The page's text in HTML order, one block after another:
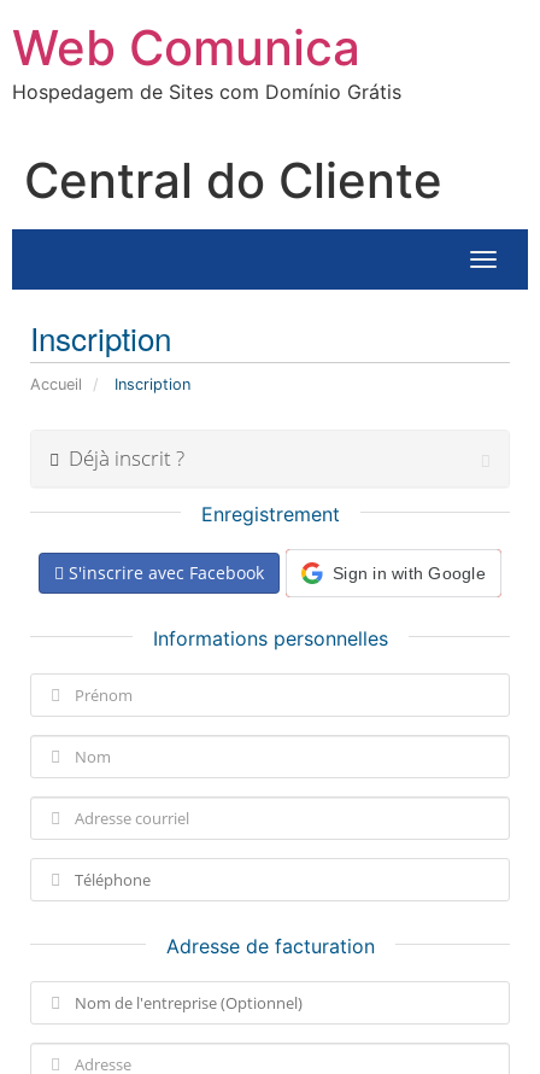
para
conteúdo
Web Comunica
Hospedagem de Sites com Domínio Grátis
Central do Cliente
Inscription
Accueil Inscription
Déjà inscrit ?
Enregistrement
S'inscrire avec Facebook Sign in with Google
Informations personnelles
Adresse de facturation